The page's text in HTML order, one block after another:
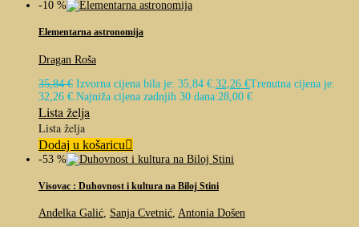
-10 %
Elementarna astronomija
Dragan Roša
35,84€ Izvorna cijena bila je: 35,84 €. 32,26 €Trenutna cijena je:
32,26 €. Najniža cijena zadnjih 30 dana:28,00 €
Lista želja
Lista želja
Dodaj u košaricu
-53 %
Visovac : Duhovnost i kultura na Biloj Stini
Anđelka Galić, Sanja Cvetnić, Antonia Došen